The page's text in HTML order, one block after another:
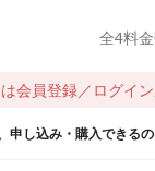
全4料
会員登録／ログイン
申し込み・購入できる